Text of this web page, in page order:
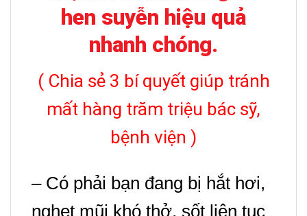
hen suyễn hiệu quả
nhanh chóng.
( Chia sẻ 3 bí quyết giúp tránh
mất hàng trăm triệu bác sỹ,
bệnh viện )
– Có phải bạn đang bị hắt hơi,
nghẹt mũi khó thở, sốt liên tục